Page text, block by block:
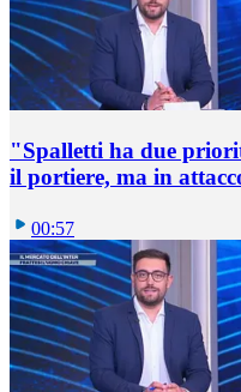
"Spalletti ha due
il portiere, ma in
00:57